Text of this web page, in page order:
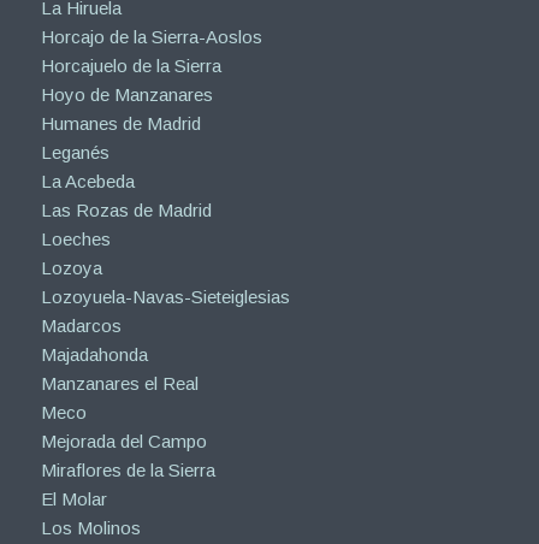
La Hiruela
Horcajo de la Sierra-Aoslos
Horcajuelo de la Sierra
Hoyo de Manzanares
Humanes de Madrid
Leganés
La Acebeda
Las Rozas de Madrid
Loeches
Lozoya
Lozoyuela-Navas-Sieteiglesias
Madarcos
Majadahonda
Manzanares el Real
Meco
Mejorada del Campo
Miraflores de la Sierra
El Molar
Los Molinos